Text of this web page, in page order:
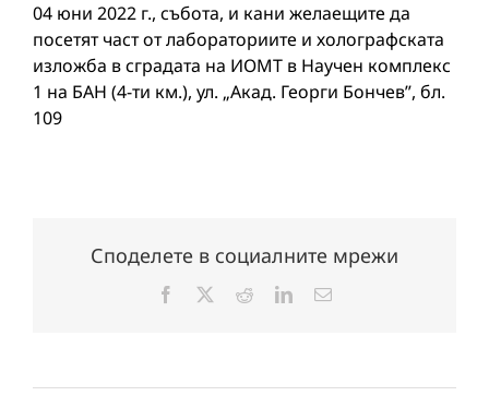
04 юни 2022 г., събота, и кани желаещите да
посетят част от лабораториите и холографската
изложба в сградата на ИОМТ в Научен комплекс
1 на БАН (4-ти км.), ул. „Акад. Георги Бончев”, бл.
109
Споделете в социалните мрежи
Facebook RedditLinkedInЕлектронна